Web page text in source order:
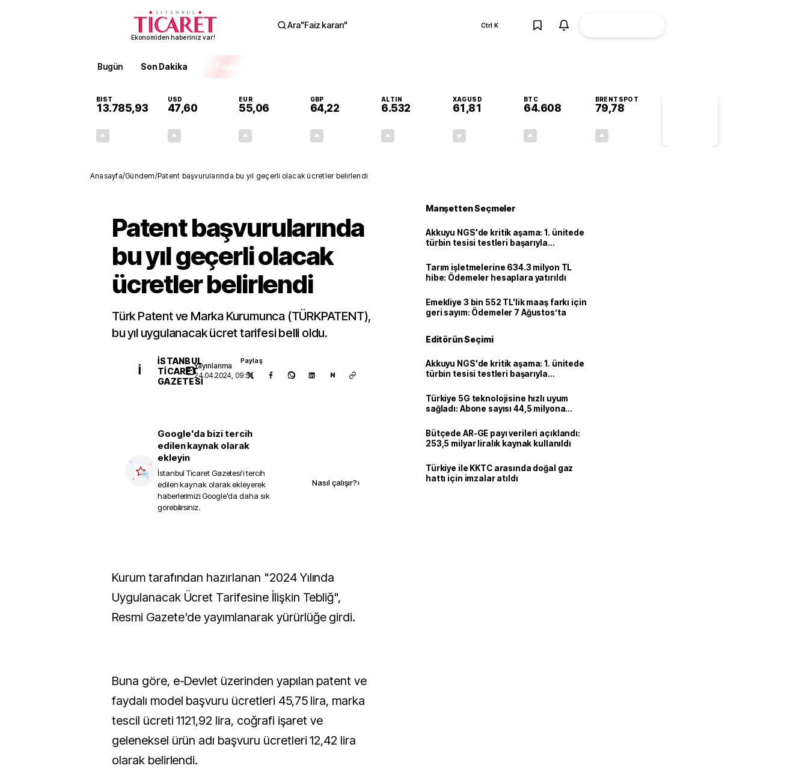
Ekonomiden haberiniz var!
Ara"Faiz kararı" Ctrl K
Bugün Son Dakika Finans
BIST
13.785,93
USD
47,60
EUR
55,06
GBP
64,22
ALTIN
6.532
XAGUSD
61,81
BTC
64.608
BRENTSPOT
79,78
Anasayfa/Gündem/Patent başvurularında bu yıl geçerli olacak ücretler belirlendi
Patent başvurularında
bu yıl geçerli olacak
ücretler belirlendi
Türk Patent ve Marka Kurumunca (TÜRKPATENT),
bu yıl uygulanacak ücret tarifesi belli oldu.
İ
İSTANBUL
TICARET
GAZETESI
Yayınlanma
24.04.2024, 09:51
Paylaş
N
Google'da bizi tercih
edilen kaynak olarak
ekleyin
İstanbul Ticaret Gazetesi'i tercih
edilen kaynak olarak ekleyerek
haberlerimizi Google'da daha sık
görebilirsiniz.
Nasıl çalışır?›
Kurum tarafından hazırlanan "2024 Yılında
Uygulanacak Ücret Tarifesine İlişkin Tebliğ",
Resmi Gazete'de yayımlanarak yürürlüğe girdi.
Buna göre, e-Devlet üzerinden yapılan patent ve
faydalı model başvuru ücretleri 45,75 lira, marka
tescil ücreti 1121,92 lira, coğrafi işaret ve
geleneksel ürün adı başvuru ücretleri 12,42 lira
olarak belirlendi.
Manşetten Seçmeler
Akkuyu NGS'de kritik aşama: 1. ünitede
türbin tesisi testleri başarıyla
Tarım işletmelerine 634.3 milyon TL
hibe: Ödemeler hesaplara yatırıldı
Emekliye 3 bin 552 TL'lik maaş farkı için
geri sayım: Ödemeler 7 Ağustos’ta
Editörün Seçimi
Akkuyu NGS'de kritik aşama: 1. ünitede
türbin tesisi testleri başarıyla
Türkiye 5G teknolojisine hızlı uyum
sağladı: Abone sayısı 44,5 milyona
Bütçede AR-GE payı verileri açıklandı:
253,5 milyar liralık kaynak kullanıldı
Türkiye ile KKTC arasında doğal gaz
hattı için imzalar atıldı